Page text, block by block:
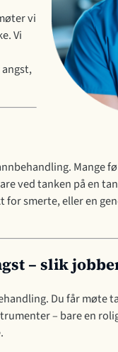
vi
Vi
Mange
ved tanken på en
smerte, eller en
– slik
Du får møte
– bare en